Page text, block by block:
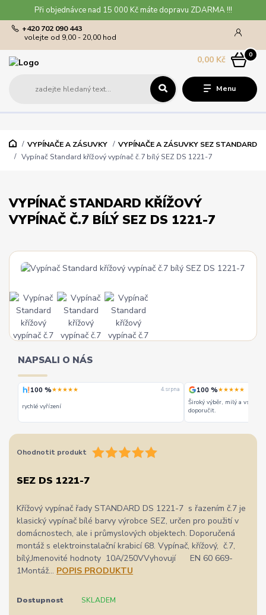
Při objednávce nad 15 000 Kč máte dopravu ZDARMA !!!
Menu
+420 702 090 443
volejte od 9,00 - 20,00 hod
0
0,00 Kč
VYPÍNAČE A ZÁSUVKY
VYPÍNAČE A ZÁSUVKY SEZ STANDARD
Vypínač Standard křížový vypínač č.7 bílý SEZ DS 1221-7
VYPÍNAČ STANDARD KŘÍŽOVÝ
VYPÍNAČ Č.7 BÍLÝ SEZ DS 1221-7
NAPSALI O NÁS
100 %★★★★★ 4. srpna
rychlé vyřízení
100 %★★★★★
Široký výběr, milý a
doporučit.
Ohodnotit produkt
SEZ DS 1221-7
Křížový vypínač řady STANDARD DS 1221-7 s řazením č.7 je
klasický vypínač bílé barvy výrobce SEZ, určen pro použití v
domácnostech, ale i průmyslových objektech. Doporučená
montáž s elektroinstalační krabicí 68. Vypínač, křížový, č.7,
bílý,Jmenovité hodnoty 10A/250VVyhovují EN 60 669-
1Montáž... POPIS PRODUKTU
Dostupnost SKLADEM